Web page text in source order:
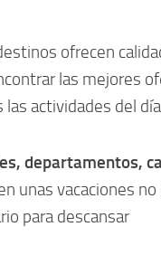
ofrecen
las mejores
actividades del día.
departamentos,
unas vacaciones no
para descansar